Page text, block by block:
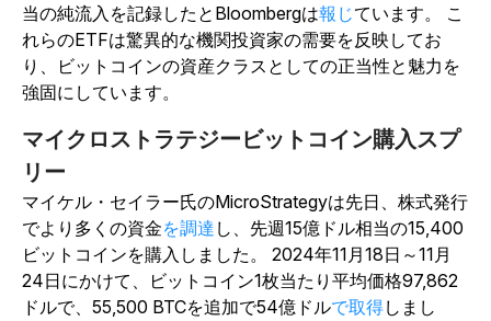
当の純流入を記録したとBloombergは報じています。
こ
れらのETFは驚異的な機関投資家の需要を反映してお
り、ビットコインの資産クラスとしての正当性と魅力を
強固にしています。
マイクロストラテジービットコイン購入スプ
リー
マイケル・セイラー氏のMicroStrategyは先日 、株式発行
でより多くの資金を調達 し、先週15億ドル相当の15,400
ビットコインを購入しました。
2024年11月18日～11月
24日にかけて、ビットコイン1枚当たり平均価格97,862
ドルで、55,500 BTCを追加で54億ドルで取得しまし